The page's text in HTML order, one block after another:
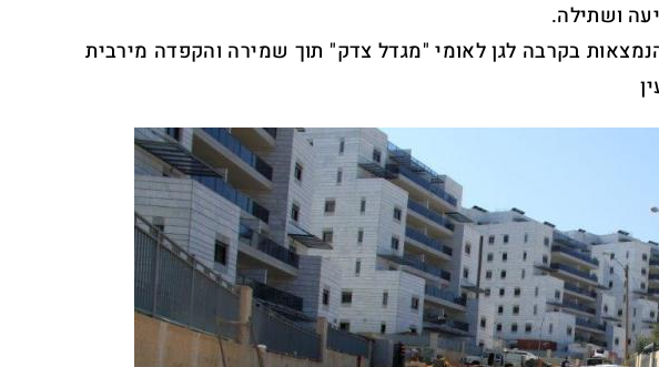
ושתילה.
בקרבה לגן לאומי "מגדל צדק" תוך שמירה והקפדה מירבית